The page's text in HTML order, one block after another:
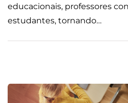
educacionais, professores
estudantes, tornando…